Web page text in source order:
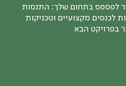
לפספס בתחום שלך: התנסות
לכנסים מקצועיים וטכניקות
בפרויקט הבא